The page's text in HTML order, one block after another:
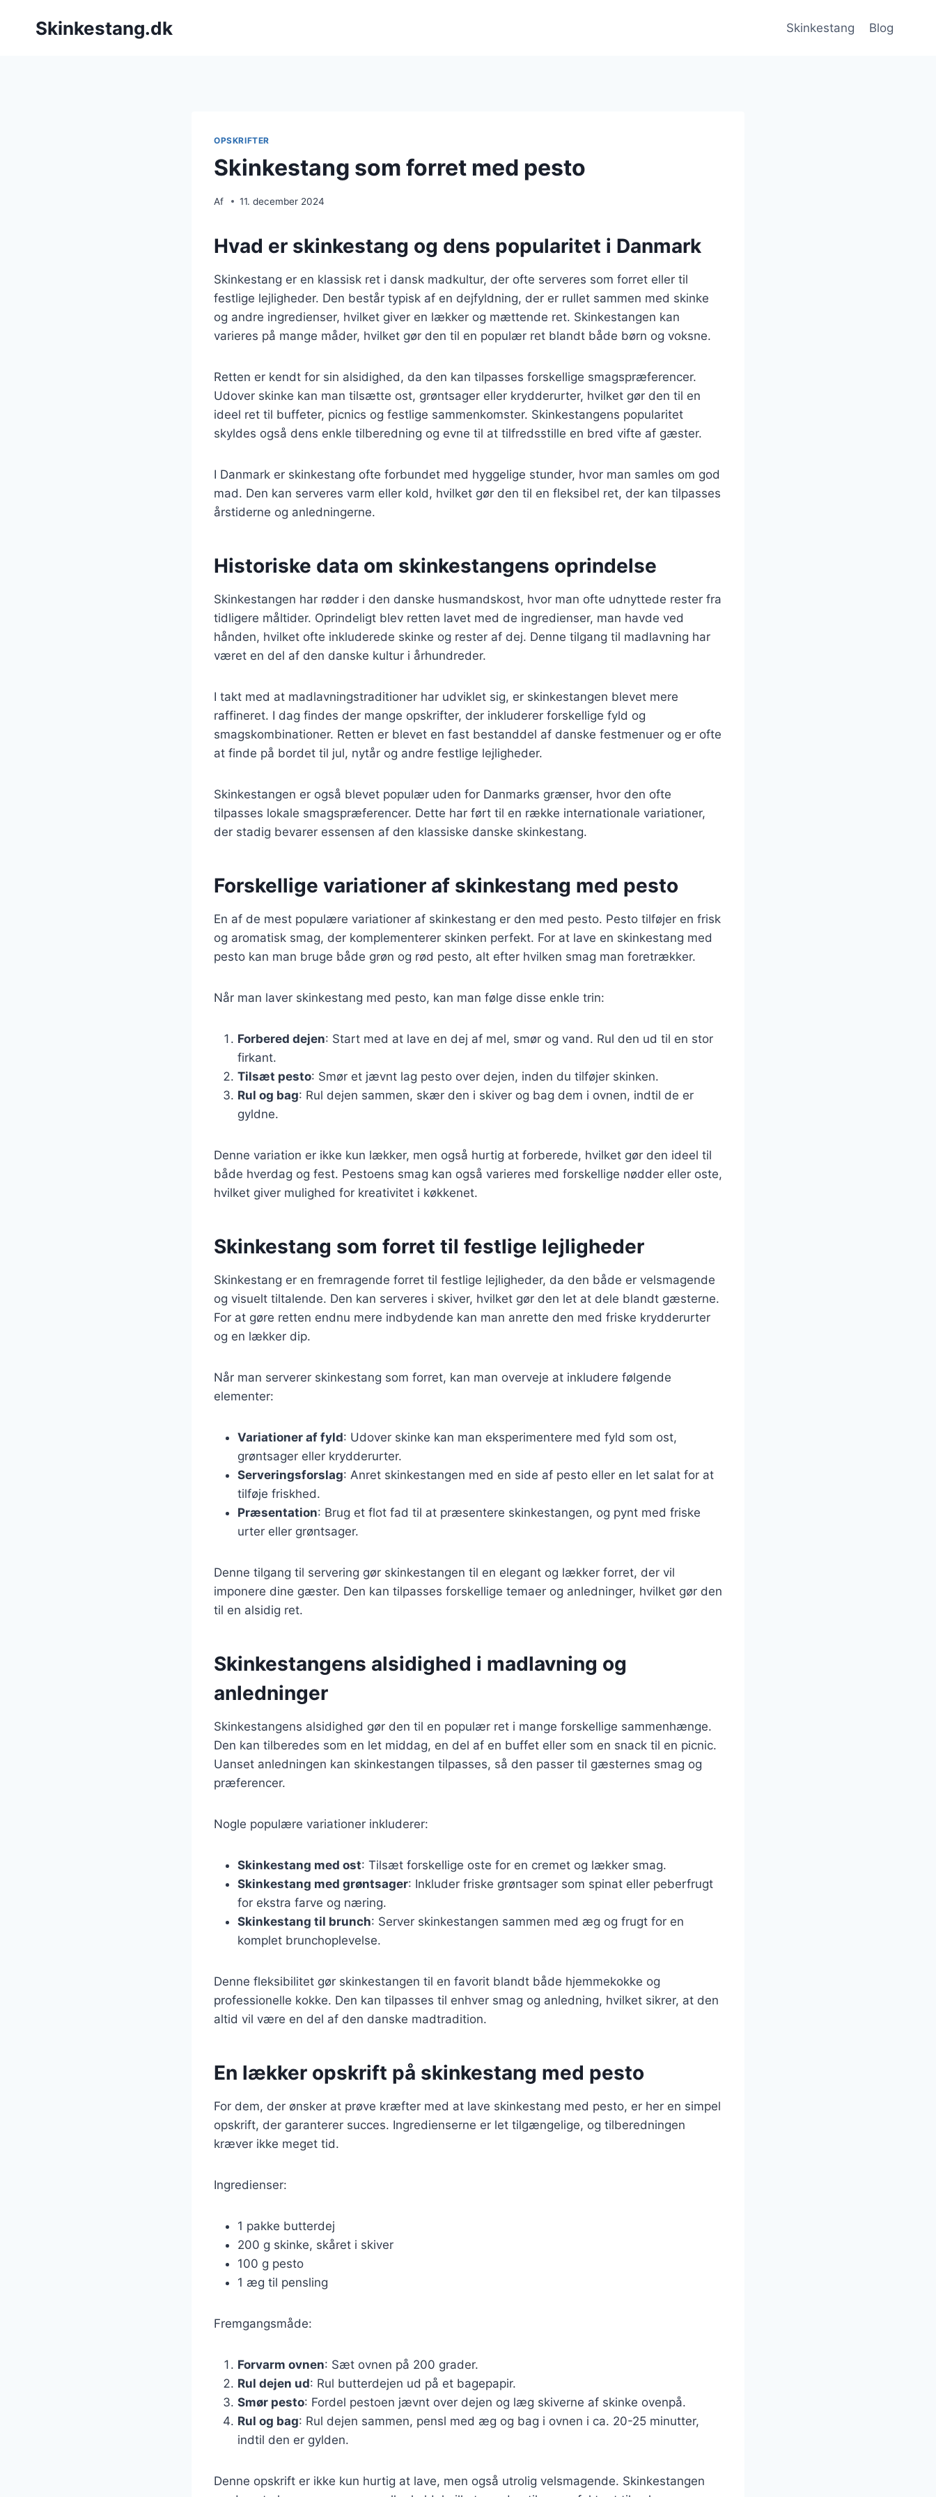
Skinkestang.dk Skinkestang Blog
OPSKRIFTER
Skinkestang som forret med pesto
Af 11. december 2024
Hvad er skinkestang og dens popularitet i Danmark
Skinkestang er en klassisk ret i dansk madkultur, der ofte serveres som forret eller til
festlige lejligheder. Den består typisk af en dejfyldning, der er rullet sammen med skinke
og andre ingredienser, hvilket giver en lækker og mættende ret. Skinkestangen kan
varieres på mange måder, hvilket gør den til en populær ret blandt både børn og voksne.
Retten er kendt for sin alsidighed, da den kan tilpasses forskellige smagspræferencer.
Udover skinke kan man tilsætte ost, grøntsager eller krydderurter, hvilket gør den til en
ideel ret til buffeter, picnics og festlige sammenkomster. Skinkestangens popularitet
skyldes også dens enkle tilberedning og evne til at tilfredsstille en bred vifte af gæster.
I Danmark er skinkestang ofte forbundet med hyggelige stunder, hvor man samles om god
mad. Den kan serveres varm eller kold, hvilket gør den til en fleksibel ret, der kan tilpasses
årstiderne og anledningerne.
Historiske data om skinkestangens oprindelse
Skinkestangen har rødder i den danske husmandskost, hvor man ofte udnyttede rester fra
tidligere måltider. Oprindeligt blev retten lavet med de ingredienser, man havde ved
hånden, hvilket ofte inkluderede skinke og rester af dej. Denne tilgang til madlavning har
været en del af den danske kultur i århundreder.
I takt med at madlavningstraditioner har udviklet sig, er skinkestangen blevet mere
raffineret. I dag findes der mange opskrifter, der inkluderer forskellige fyld og
smagskombinationer. Retten er blevet en fast bestanddel af danske festmenuer og er ofte
at finde på bordet til jul, nytår og andre festlige lejligheder.
Skinkestangen er også blevet populær uden for Danmarks grænser, hvor den ofte
tilpasses lokale smagspræferencer. Dette har ført til en række internationale variationer,
der stadig bevarer essensen af den klassiske danske skinkestang.
Forskellige variationer af skinkestang med pesto
En af de mest populære variationer af skinkestang er den med pesto. Pesto tilføjer en frisk
og aromatisk smag, der komplementerer skinken perfekt. For at lave en skinkestang med
pesto kan man bruge både grøn og rød pesto, alt efter hvilken smag man foretrækker.
Når man laver skinkestang med pesto, kan man følge disse enkle trin:
Forbered dejen: Start med at lave en dej af mel, smør og vand. Rul den ud til en stor
firkant.
Tilsæt pesto: Smør et jævnt lag pesto over dejen, inden du tilføjer skinken.
Rul og bag: Rul dejen sammen, skær den i skiver og bag dem i ovnen, indtil de er
gyldne.
Denne variation er ikke kun lækker, men også hurtig at forberede, hvilket gør den ideel til
både hverdag og fest. Pestoens smag kan også varieres med forskellige nødder eller oste,
hvilket giver mulighed for kreativitet i køkkenet.
Skinkestang som forret til festlige lejligheder
Skinkestang er en fremragende forret til festlige lejligheder, da den både er velsmagende
og visuelt tiltalende. Den kan serveres i skiver, hvilket gør den let at dele blandt gæsterne.
For at gøre retten endnu mere indbydende kan man anrette den med friske krydderurter
og en lækker dip.
Når man serverer skinkestang som forret, kan man overveje at inkludere følgende
elementer:
Variationer af fyld: Udover skinke kan man eksperimentere med fyld som ost,
grøntsager eller krydderurter.
Serveringsforslag: Anret skinkestangen med en side af pesto eller en let salat for at
tilføje friskhed.
Præsentation: Brug et flot fad til at præsentere skinkestangen, og pynt med friske
urter eller grøntsager.
Denne tilgang til servering gør skinkestangen til en elegant og lækker forret, der vil
imponere dine gæster. Den kan tilpasses forskellige temaer og anledninger, hvilket gør den
til en alsidig ret.
Skinkestangens alsidighed i madlavning og
anledninger
Skinkestangens alsidighed gør den til en populær ret i mange forskellige sammenhænge.
Den kan tilberedes som en let middag, en del af en buffet eller som en snack til en picnic.
Uanset anledningen kan skinkestangen tilpasses, så den passer til gæsternes smag og
præferencer.
Nogle populære variationer inkluderer:
Skinkestang med ost: Tilsæt forskellige oste for en cremet og lækker smag.
Skinkestang med grøntsager: Inkluder friske grøntsager som spinat eller peberfrugt
for ekstra farve og næring.
Skinkestang til brunch: Server skinkestangen sammen med æg og frugt for en
komplet brunchoplevelse.
Denne fleksibilitet gør skinkestangen til en favorit blandt både hjemmekokke og
professionelle kokke. Den kan tilpasses til enhver smag og anledning, hvilket sikrer, at den
altid vil være en del af den danske madtradition.
En lækker opskrift på skinkestang med pesto
For dem, der ønsker at prøve kræfter med at lave skinkestang med pesto, er her en simpel
opskrift, der garanterer succes. Ingredienserne er let tilgængelige, og tilberedningen
kræver ikke meget tid.
Ingredienser:
1 pakke butterdej
200 g skinke, skåret i skiver
100 g pesto
1 æg til pensling
Fremgangsmåde:
Forvarm ovnen: Sæt ovnen på 200 grader.
Rul dejen ud: Rul butterdejen ud på et bagepapir.
Smør pesto: Fordel pestoen jævnt over dejen og læg skiverne af skinke ovenpå.
Rul og bag: Rul dejen sammen, pensl med æg og bag i ovnen i ca. 20-25 minutter,
indtil den er gylden.
Denne opskrift er ikke kun hurtig at lave, men også utrolig velsmagende. Skinkestangen